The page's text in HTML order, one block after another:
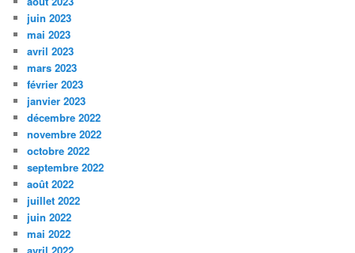
juin 2023
mai 2023
avril 2023
mars 2023
février 2023
janvier 2023
décembre 2022
novembre 2022
octobre 2022
septembre 2022
août 2022
juillet 2022
juin 2022
mai 2022